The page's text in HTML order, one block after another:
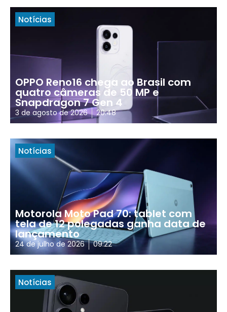
Notícias
OPPO Reno16 chega ao Brasil com
quatro câmeras de 50 MP e
Snapdragon 7 Gen 4
3 de agosto de 2026 20:48
Notícias
Motorola Moto Pad 70: tablet com
tela de 12 polegadas ganha data de
lançamento
24 de julho de 2026 09:22
Notícias